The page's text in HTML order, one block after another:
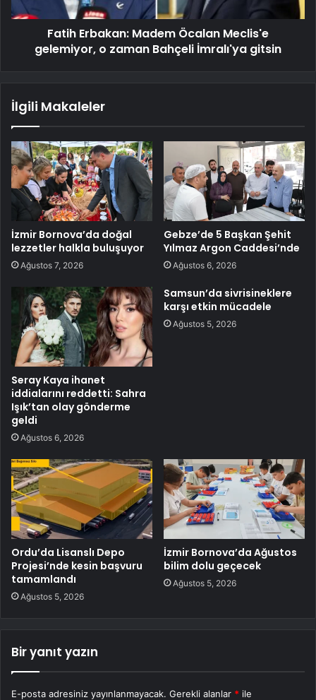
Fatih Erbakan: Madem Öcalan Meclis'e
gelemiyor, o zaman Bahçeli İmralı'ya gitsin
İlgili Makaleler
İzmir Bornova’da doğal
lezzetler halkla buluşuyor
Ağustos 7, 2026
Gebze’de 5 Başkan Şehit
Yılmaz Argon Caddesi’nde
Ağustos 6, 2026
Seray Kaya ihanet
iddialarını reddetti: Sahra
Işık’tan olay gönderme
geldi
Ağustos 6, 2026
Samsun’da sivrisineklere
karşı etkin mücadele
Ağustos 5, 2026
Ordu’da Lisanslı Depo
Projesi’nde kesin başvuru
tamamlandı
Ağustos 5, 2026
İzmir Bornova’da Ağustos
bilim dolu geçecek
Ağustos 5, 2026
Bir yanıt yazın
E-posta adresiniz yayınlanmayacak. Gerekli alanlar * ile